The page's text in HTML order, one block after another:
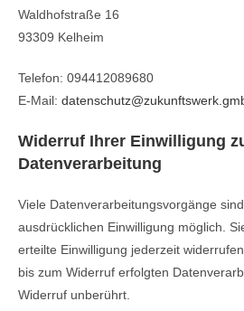
Waldhofstraße 16
93309 Kelheim
Telefon: 094412089680
E-Mail:
Widerruf Ihrer Einwilligung
Datenverarbeitung
Viele Datenverarbeitungsvorgänge
ausdrücklichen Einwilligung möglich.
erteilte Einwilligung jederzeit
bis zum Widerruf erfolgten
Widerruf unberührt.